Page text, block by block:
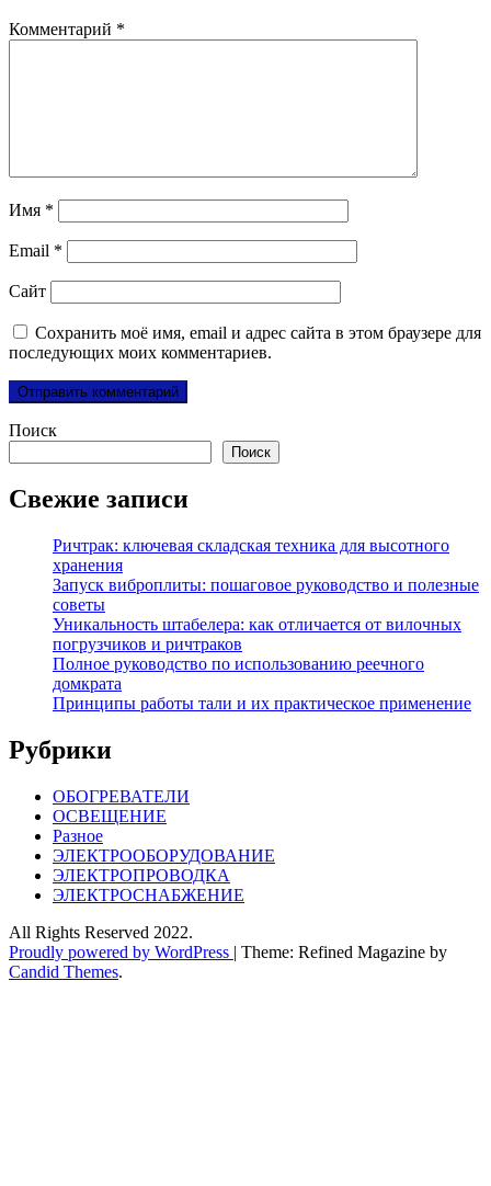
Комментарий *
Имя *
Email *
Сайт
Сохранить моё имя, email и адрес сайта в этом браузере для
последующих моих комментариев.
Поиск
Поиск
Свежие записи
Ричтрак: ключевая складская техника для высотного
хранения
Запуск виброплиты: пошаговое руководство и полезные
советы
Уникальность штабелера: как отличается от вилочных
погрузчиков и ричтраков
Полное руководство по использованию реечного
домкрата
Принципы работы тали и их практическое применение
Рубрики
ОБОГРЕВАТЕЛИ
ОСВЕЩЕНИЕ
Разное
ЭЛЕКТРООБОРУДОВАНИЕ
ЭЛЕКТРОПРОВОДКА
ЭЛЕКТРОСНАБЖЕНИЕ
All Rights Reserved 2022.
Proudly powered by WordPress | Theme: Refined Magazine by
Candid Themes.